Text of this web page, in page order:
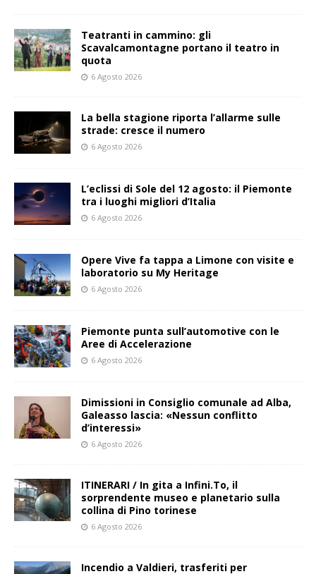
Teatranti in cammino: gli
Scavalcamontagne portano il teatro in
quota
6 Agosto 2026
La bella stagione riporta l’allarme sulle
strade: cresce il numero
6 Agosto 2026
L’eclissi di Sole del 12 agosto: il Piemonte
tra i luoghi migliori d’Italia
6 Agosto 2026
Opere Vive fa tappa a Limone con visite e
laboratorio su My Heritage
6 Agosto 2026
Piemonte punta sull’automotive con le
Aree di Accelerazione
6 Agosto 2026
Dimissioni in Consiglio comunale ad Alba,
Galeasso lascia: «Nessun conflitto
d’interessi»
6 Agosto 2026
ITINERARI / In gita a Infini.To, il
sorprendente museo e planetario sulla
collina di Pino torinese
6 Agosto 2026
Incendio a Valdieri, trasferiti per